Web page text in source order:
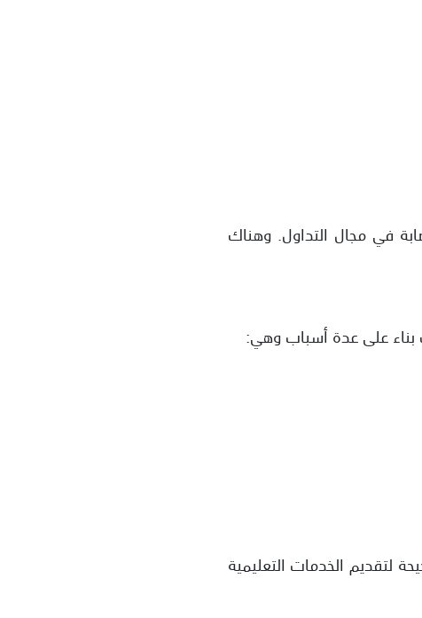
في مجال التداول. وهناك
بناء على عدة أسباب وهي:
لتقديم الخدمات التعليمية